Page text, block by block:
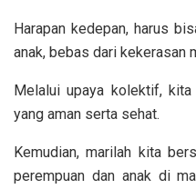
Harapan kedepan, harus
anak, bebas dari kekerasan
Melalui upaya kolektif, kita
yang aman serta sehat.
Kemudian, marilah kita
perempuan dan anak di